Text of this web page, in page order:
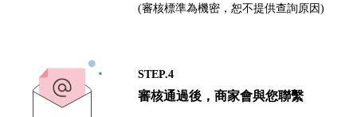
(審核標準為機密，恕不提供查詢原因)
STEP.4
審核通過後，商家會與您聯繫